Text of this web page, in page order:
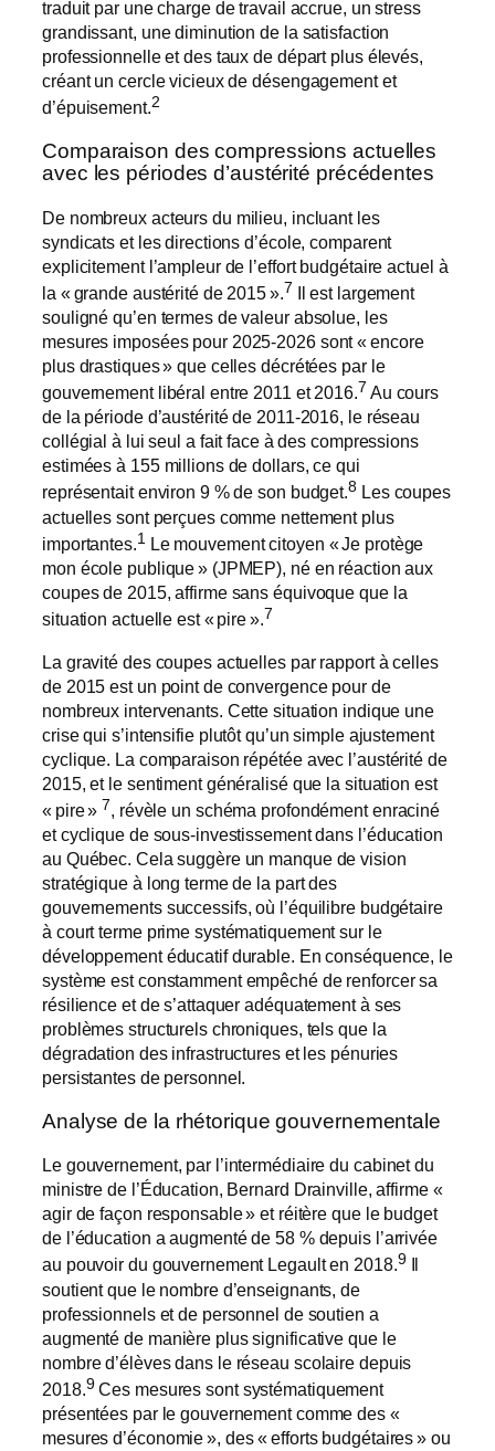
traduit par une charge de travail accrue, un stress
grandissant, une diminution de la satisfaction
professionnelle et des taux de départ plus élevés,
créant un cercle vicieux de désengagement et
d’épuisement.2
Comparaison des compressions actuelles
avec les périodes d’austérité précédentes
De nombreux acteurs du milieu, incluant les
syndicats et les directions d’école, comparent
explicitement l’ampleur de l’effort budgétaire actuel à
la « grande austérité de 2015 ».7 Il est largement
souligné qu’en termes de valeur absolue, les
mesures imposées pour 2025-2026 sont « encore
plus drastiques » que celles décrétées par le
gouvernement libéral entre 2011 et 2016.7 Au cours
de la période d’austérité de 2011-2016, le réseau
collégial à lui seul a fait face à des compressions
estimées à 155 millions de dollars, ce qui
représentait environ 9 % de son budget.8 Les coupes
actuelles sont perçues comme nettement plus
importantes.1 Le mouvement citoyen « Je protège
mon école publique » (JPMEP), né en réaction aux
coupes de 2015, affirme sans équivoque que la
situation actuelle est « pire ».7
La gravité des coupes actuelles par rapport à celles
de 2015 est un point de convergence pour de
nombreux intervenants. Cette situation indique une
crise qui s’intensifie plutôt qu’un simple ajustement
cyclique. La comparaison répétée avec l’austérité de
2015, et le sentiment généralisé que la situation est
« pire » 7, révèle un schéma profondément enraciné
et cyclique de sous-investissement dans l’éducation
au Québec. Cela suggère un manque de vision
stratégique à long terme de la part des
gouvernements successifs, où l’équilibre budgétaire
à court terme prime systématiquement sur le
développement éducatif durable. En conséquence, le
système est constamment empêché de renforcer sa
résilience et de s’attaquer adéquatement à ses
problèmes structurels chroniques, tels que la
dégradation des infrastructures et les pénuries
persistantes de personnel.
Analyse de la rhétorique gouvernementale
Le gouvernement, par l’intermédiaire du cabinet du
ministre de l’Éducation, Bernard Drainville, affirme «
agir de façon responsable » et réitère que le budget
de l’éducation a augmenté de 58 % depuis l’arrivée
au pouvoir du gouvernement Legault en 2018.9Il
soutient que le nombre d’enseignants, de
professionnels et de personnel de soutien a
augmenté de manière plus significative que le
nombre d’élèves dans le réseau scolaire depuis
2018.9Ces mesures sont systématiquement
présentées par le gouvernement comme des «
mesures d’économie », des « efforts budgétaires » ou